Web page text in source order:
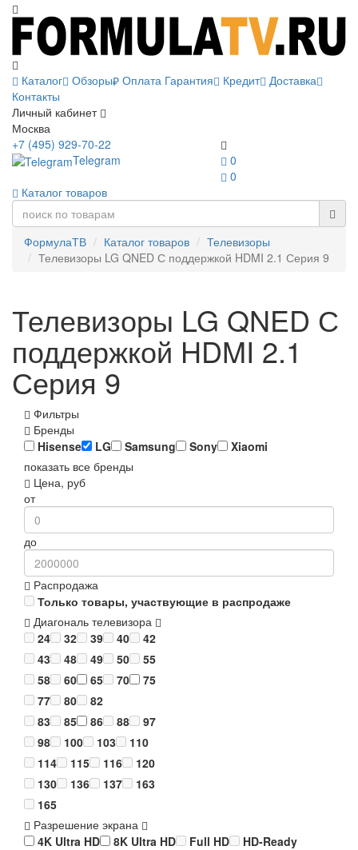
Каталог Обзоры Оплата Гарантия Кредит
Доставка
Контакты
Личный кабинет
Москва
0
0
+7 (495) 929-70-22
Telegram
Каталог товаров
ФормулаТВ Каталог товаров
Телевизоры
Телевизоры LG QNED С поддержкой HDMI 2.1 Серия 9
Телевизоры LG QNED С
поддержкой HDMI 2.1
Серия 9
Фильтры
Бренды
Hisense
LG Samsung Sony
Xiaomi
показать все бренды
Цена, руб
от
до
Распродажа
Только товары, участвующие в распродаже
Диагональ телевизора
24
32 39 40
42
43
48 49 50
55
58
60 65 70
75
77
80
82
83
85 86 88
97
98
100 103
110
114
115 116
120
130
136 137
163
165
Разрешение экрана
4K Ultra HD
8K Ultra HD Full HD
HD-Ready